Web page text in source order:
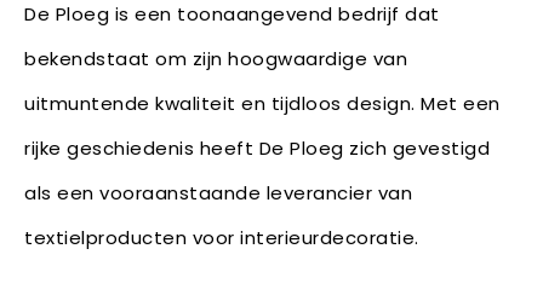
De Ploeg is een toonaangevend bedrijf dat
bekendstaat om zijn hoogwaardige van
uitmuntende kwaliteit en tijdloos design. Met een
rijke geschiedenis heeft De Ploeg zich gevestigd
als een vooraanstaande leverancier van
textielproducten voor interieurdecoratie.